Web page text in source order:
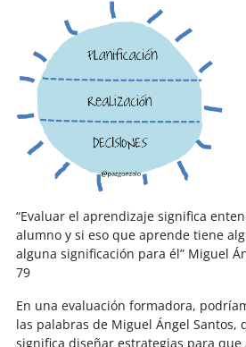
“Evaluar el aprendizaje significa
alumno y si eso que aprende tiene
alguna significación para él” Miguel
79
En una evaluación formadora,
las palabras de Miguel Ángel Santos,
significa diseñar estrategias para